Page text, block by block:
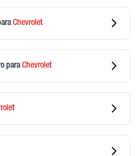
Chevrolet
paraChevrolet